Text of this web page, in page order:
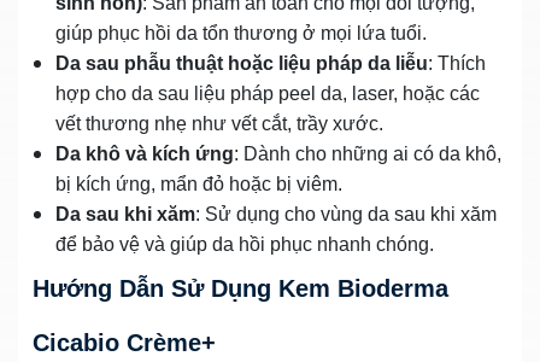
giúp phục hồi da tổn thương ở mọi lứa tuổi.
Da sau phẫu thuật hoặc liệu pháp da liễu: Thích
hợp cho da sau liệu pháp peel da, laser, hoặc các
vết thương nhẹ như vết cắt, trầy xước.
Da khô và kích ứng: Dành cho những ai có da khô,
bị kích ứng, mẩn đỏ hoặc bị viêm.
Da sau khi xăm: Sử dụng cho vùng da sau khi xăm
để bảo vệ và giúp da hồi phục nhanh chóng.
Hướng Dẫn Sử Dụng Kem Bioderma
Cicabio Crème+